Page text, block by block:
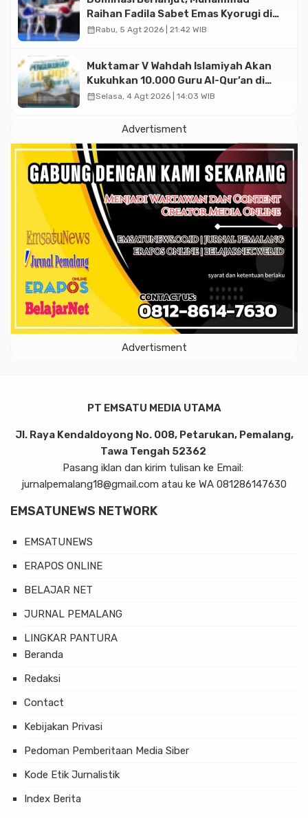
Raihan Fadila Sabet Emas Kyorugi di
Asian Taekwondo Indonesia Open
calendar_monthRabu, 5 Agt 2026 | 21:42 WIB
Muktamar V Wahdah Islamiyah Akan
Kukuhkan 10.000 Guru Al-Qur’an di
Masjid Istiqlal
calendar_monthSelasa, 4 Agt 2026 | 14:03 WIB
Advertisment
Advertisment
PT EMSATU MEDIA UTAMA
Jl. Raya Kendaldoyong No. 008, Petarukan, Pemalang,
Tawa Tengah 52362
Pasang iklan dan kirim tulisan ke Email:
jurnalpemalang18@gmail.com atau ke WA 081286147630
EMSATUNEWS NETWORK
EMSATUNEWS
ERAPOS ONLINE
BELAJAR NET
JURNAL PEMALANG
LINGKAR PANTURA
Beranda
Redaksi
Contact
Kebijakan Privasi
Pedoman Pemberitaan Media Siber
Kode Etik Jurnalistik
Index Berita